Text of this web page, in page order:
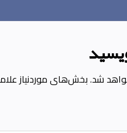
شد.بخش‌های موردنیاز